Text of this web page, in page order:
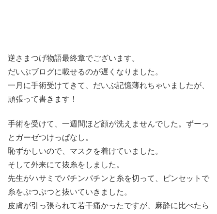
逆さまつげ物語最終章でございます。
だいぶブログに載せるのが遅くなりました。
一月に手術受けてきて、だいぶ記憶薄れちゃいましたが、
頑張って書きます！
手術を受けて、一週間ほど顔が洗えませんでした。ずーっ
とガーゼつけっぱなし。
恥ずかしいので、マスクを着けていました。
そして外来にて抜糸をしました。
先生がハサミでパチンパチンと糸を切って、ピンセットで
糸をぷつぷつと抜いていきました。
皮膚が引っ張られて若干痛かったですが、麻酔に比べたら